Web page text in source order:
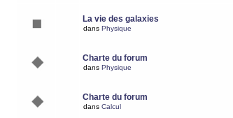
La vie des galaxies
dans Physique
Charte du forum
dans Physique
Charte du forum
dans Calcul